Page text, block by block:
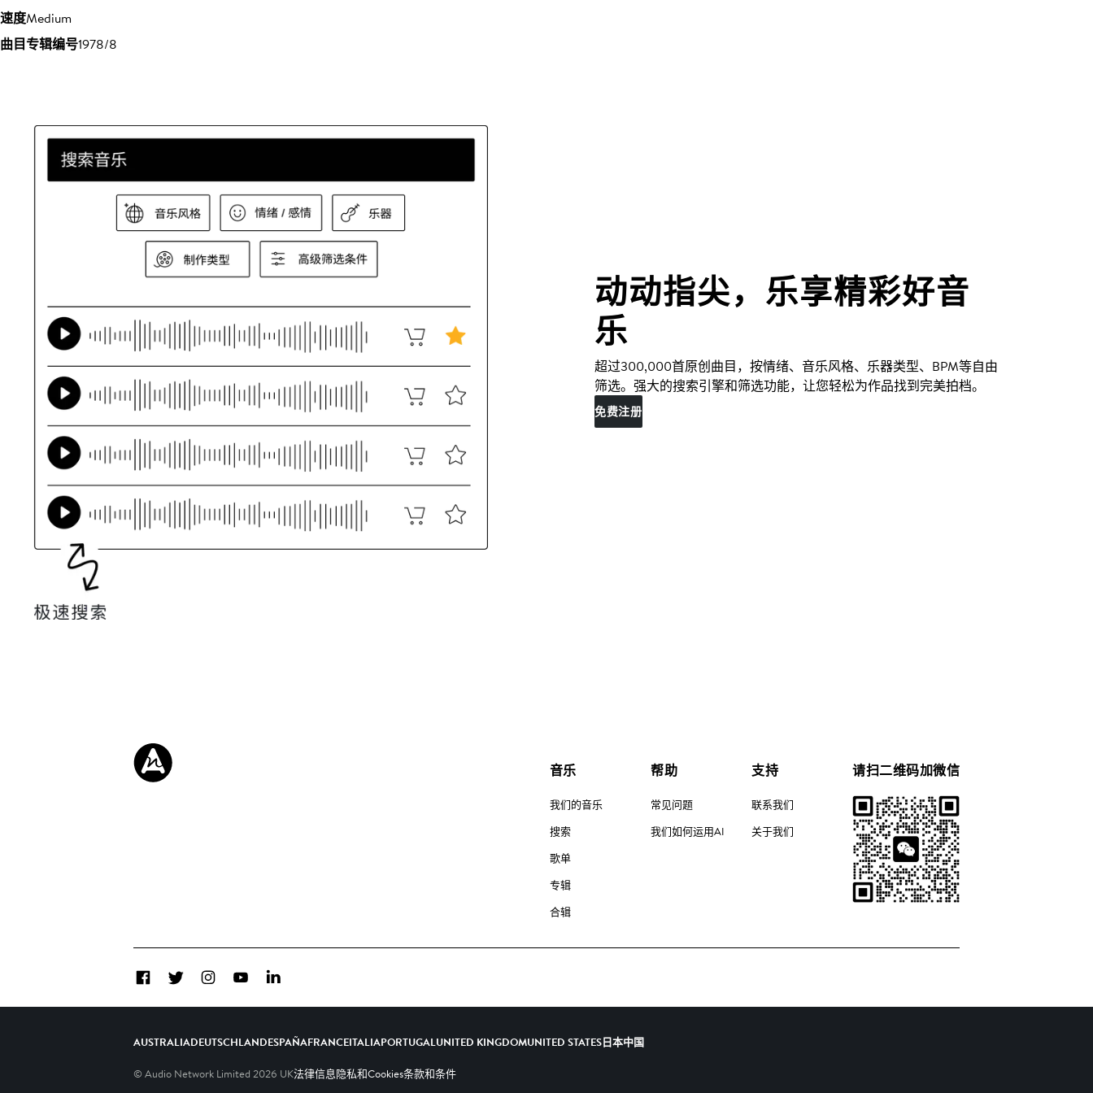
速度Medium
曲目专辑编号1978/8
动动指尖，乐享精彩好音
乐
超过300,000首原创曲目，按情绪、音乐风格、乐器类型、BPM等自由
筛选。强大的搜索引擎和筛选功能，让您轻松为作品找到完美拍档。
免费注册
音乐
我们的音乐
搜索
歌单
专辑
合辑
帮助
常见问题
我们如何运用AI
支持
联系我们
关于我们
请扫二维码加微信
FacebookTwitterInstagramYouTubeLinkedIn
AUSTRALIADEUTSCHLANDESPAÑAFRANCEITALIAPORTUGALUNITED KINGDOMUNITED STATES日本中国
© Audio Network Limited 2026 UK法律信息隐私和Cookies条款和条件